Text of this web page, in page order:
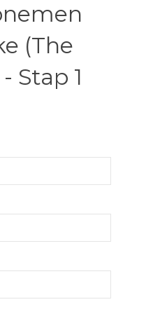
(The
Stap 1